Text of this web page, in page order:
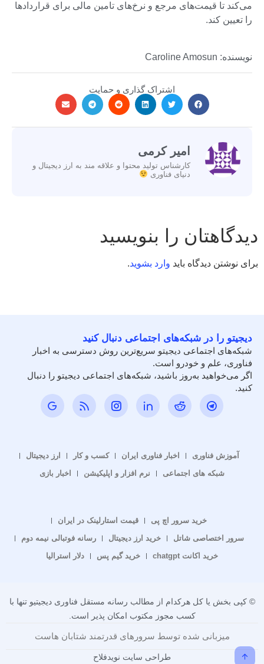
می‌کند تا قیمت‌های مرجع و نرخ‌های تامین مالی برای قراردادها
را تعیین کند.
نویسنده: Caroline Amosun
اشتراک گذاری و حمایت
امیر کرمی
کارشناس تولید محتوا و علاقه مند به ارز دیجیتال و
دنیای فناوری
دیدگاهتان را بنویسید
برای نوشتن دیدگاه باید وارد بشوید.
دیجیتو را در شبکه‌های اجتماعی دنبال کنید
شبکه‌های اجتماعی دیجیتو سریع‌ترین روش دسترسی به اخبار
فناوری، علم و خودرو است.
اگر می‌خواهید به‌روز باشید، شبکه‌های اجتماعی دیجیتو را دنبال
کنید.
آموزش فناوری اخبار فناوری ایران کسب و کار
ارز دیجیتال
شبکه های اجتماعی
نرم افزار و اپلیکیشن اخبار بازی
خرید سرور اچ پی
قیمت استارلینک در ایران
سرور اختصاصی شاتل
خرید ارز دیجیتال
رسانه فوتبالی نیمه دوم
خرید اکانت chatgpt
خرید گیم پس دلار استرالیا
© کپی بخش یا کل هرکدام از مطالب رسانه مستقل فناوری دیجیتیو تنها با
کسب مجوز مکتوب امکان پذیر است.
میزبانی شده توسط سرورهای قدرتمند شتابان هاست
طراحی سایت نویدفلاح